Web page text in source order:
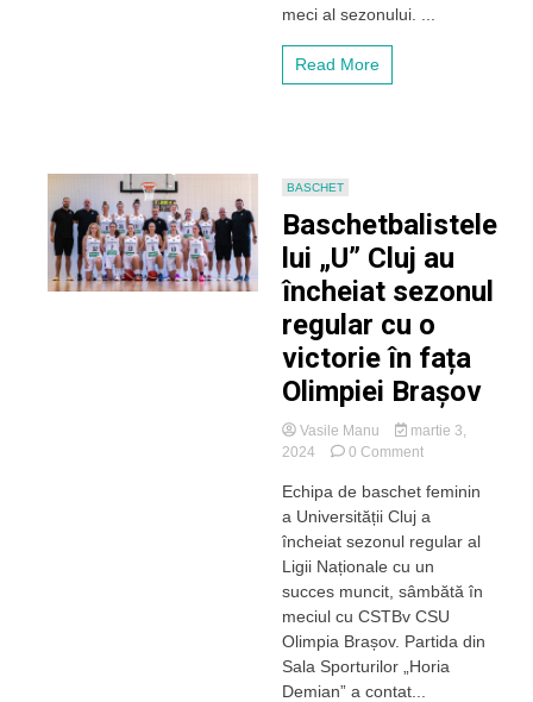
meci al sezonului. ...
Read More
BASCHET
Baschetbalistele
lui „U” Cluj au
încheiat sezonul
regular cu o
victorie în fața
Olimpiei Brașov
Vasile Manu
martie 3,
2024
0 Commenton
lui
„U”
Cluj
sezonul
regular
cu
o
Echipa de baschet feminin
a Universității Cluj a
încheiat sezonul regular al
Ligii Naționale cu un
succes muncit, sâmbătă în
meciul cu CSTBv CSU
Olimpia Brașov. Partida din
Sala Sporturilor „Horia
Demian” a contat...